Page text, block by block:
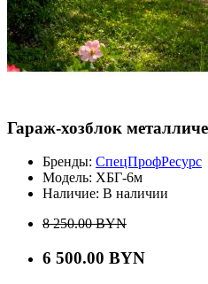
Гараж-хозблок
Бренды: СпецПрофРесурс
Модель: ХБГ-6м
Наличие: В наличии
8 250.00 BYN
6 500.00 BYN